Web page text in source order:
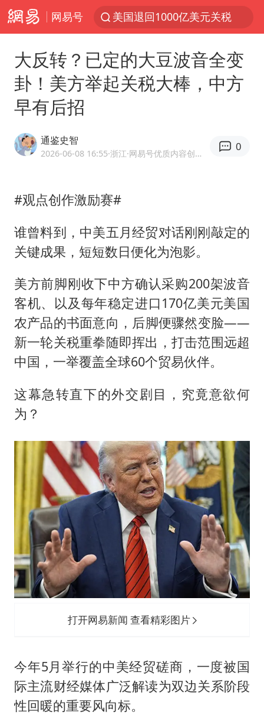
网易号
美国退回1000亿美元关税
维持强台风级！白海豚直奔华东沿海
河南试行周五下午弹性离岗
“天津之眼”摩天轮附近2人落水
香港殿堂级填词人黎彼得因病离世 终年76岁
李亚鹏向地铁吐血女孩捐99999元
余承东口误将24999元电脑报成2499
总书记关心百姓身边这些民生大事
大反转？已定的大豆波音全变
卦！美方举起关税大棒，中方
早有后招
通鉴史智
2026-06-08 16:55·浙江 ·网易号优质内容创作者
0
#观点创作激励赛#
谁曾料到，中美五月经贸对话刚刚敲定的
关键成果，短短数日便化为泡影。
美方前脚刚收下中方确认采购200架波音
客机、以及每年稳定进口170亿美元美国
农产品的书面意向，后脚便骤然变脸——
新一轮关税重拳随即挥出，打击范围远超
中国，一举覆盖全球60个贸易伙伴。
这幕急转直下的外交剧目，究竟意欲何
为？
打开网易新闻 查看精彩图片
今年5月举行的中美经贸磋商，一度被国
际主流财经媒体广泛解读为双边关系阶段
性回暖的重要风向标。